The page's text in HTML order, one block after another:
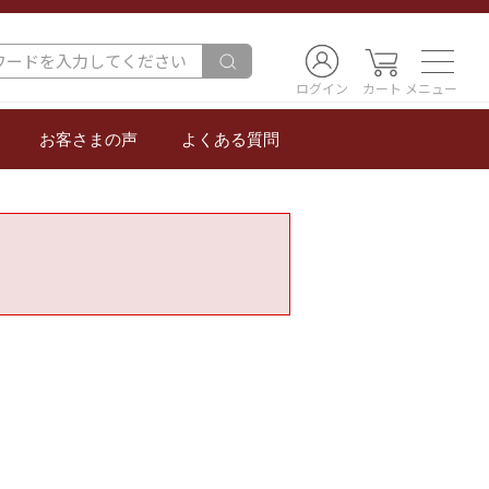
ログイン カート メニュー
お客さまの声 よくある質問